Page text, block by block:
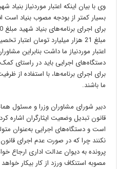
وی با بیان اینکه اعتبار موردنیاز بنیاد
بسیار کمتر از بودجه مصوب بنیاد است
مبلغ 21 هزار میلیارد تومان
اعتبار موردنیاز ما داشت بنابراین
دستگاه‌های اجرایی باید در راستای کمک
برای اجرای برنامه‌ها، با استفاده از
ما باشند.
دبیر شورای مشاوران وزرا و مسئول
قانون تبدیل وضعیت ایثارگران
است و دستگاه‌های اجرایی به‌عنوان
نکنند چرا که در صورت عدم اجرای
پرونده به دیوان عدالت اداری ارجاع
مصوبه استنکاف ورزد از کار بیکار